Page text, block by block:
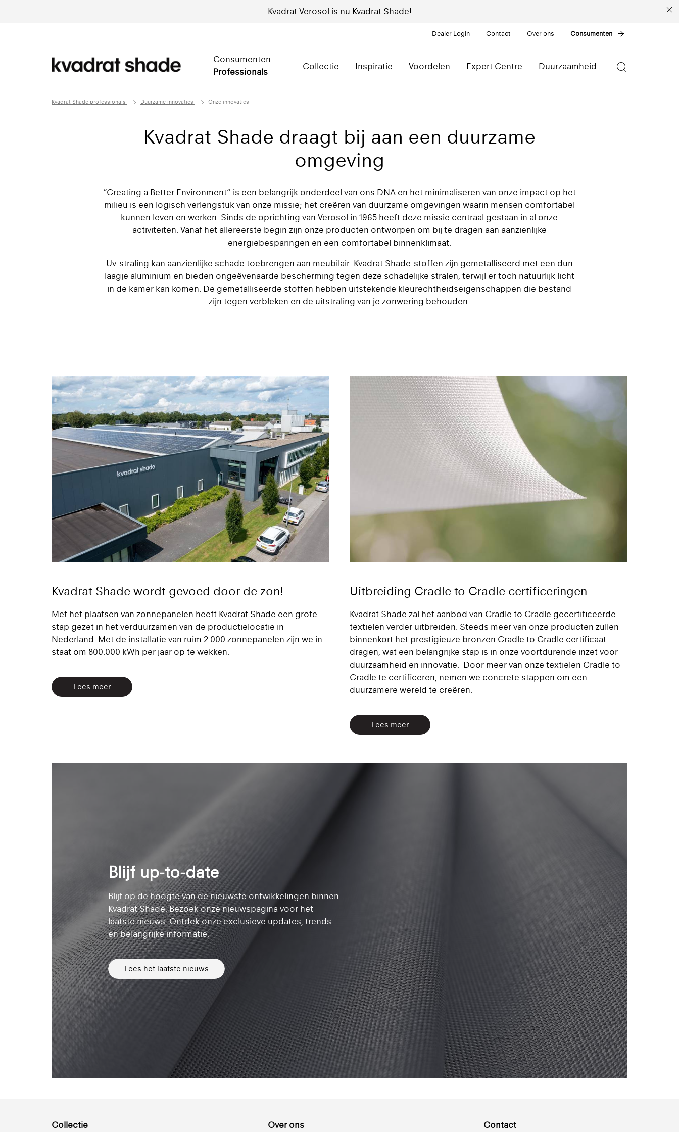
Kvadrat Verosol is nu Kvadrat Shade!
Dealer Login Contact Over ons Consumenten
Consumenten
Professionals
Collectie Inspiratie Voordelen Expert Centre Duurzaamheid
Kvadrat Shade professionals Duurzame innovaties Onze innovaties
Kvadrat Shade draagt bij aan een duurzame
omgeving
“Creating a Better Environment” is een belangrijk onderdeel van ons DNA en het minimaliseren van onze impact op het
milieu is een logisch verlengstuk van onze missie; het creëren van duurzame omgevingen waarin mensen comfortabel
kunnen leven en werken. Sinds de oprichting van Verosol in 1965 heeft deze missie centraal gestaan in al onze
activiteiten. Vanaf het allereerste begin zijn onze producten ontworpen om bij te dragen aan aanzienlijke
energiebesparingen en een comfortabel binnenklimaat.
Uv-straling kan aanzienlijke schade toebrengen aan meubilair. Kvadrat Shade-stoffen zijn gemetalliseerd met een dun
laagje aluminium en bieden ongeëvenaarde bescherming tegen deze schadelijke stralen, terwijl er toch natuurlijk licht
in de kamer kan komen. De gemetalliseerde stoffen hebben uitstekende kleurechtheidseigenschappen die bestand
zijn tegen verbleken en de uitstraling van je zonwering behouden.
Kvadrat Shade wordt gevoed door de zon!
Met het plaatsen van zonnepanelen heeft Kvadrat Shade een grote
stap gezet in het verduurzamen van de productielocatie in
Nederland. Met de installatie van ruim 2.000 zonnepanelen zijn we in
staat om 800.000 kWh per jaar op te wekken.
Lees meer
Uitbreiding Cradle to Cradle certificeringen
Kvadrat Shade zal het aanbod van Cradle to Cradle gecertificeerde
textielen verder uitbreiden. Steeds meer van onze producten zullen
binnenkort het prestigieuze bronzen Cradle to Cradle certificaat
dragen, wat een belangrijke stap is in onze voortdurende inzet voor
duurzaamheid en innovatie. Door meer van onze textielen Cradle to
Cradle te certificeren, nemen we concrete stappen om een
duurzamere wereld te creëren.
Lees meer
Blijf up-to-date
Blijf op de hoogte van de nieuwste ontwikkelingen binnen
Kvadrat Shade. Bezoek onze nieuwspagina voor het
laatste nieuws. Ontdek onze exclusieve updates, trends
en belangrijke informatie.
Lees het laatste nieuws
Collectie Over ons Contact